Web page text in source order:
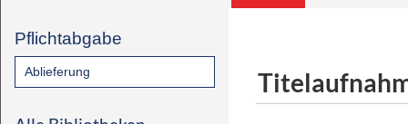
Pflichtabgabe
Ablieferung